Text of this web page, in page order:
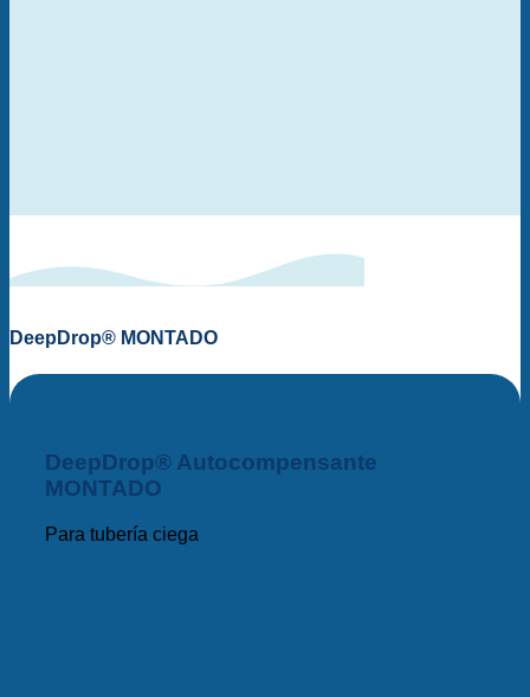
DeepDrop® MONTADO
DeepDrop® Autocompensante
MONTADO
Para tubería ciega